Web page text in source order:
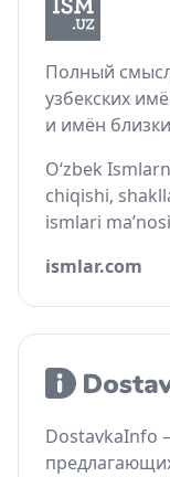
Полный
узбекских
и имён
O‘zbek
chiqishi,
ismlari
ismlar.com
DostavkaInfo